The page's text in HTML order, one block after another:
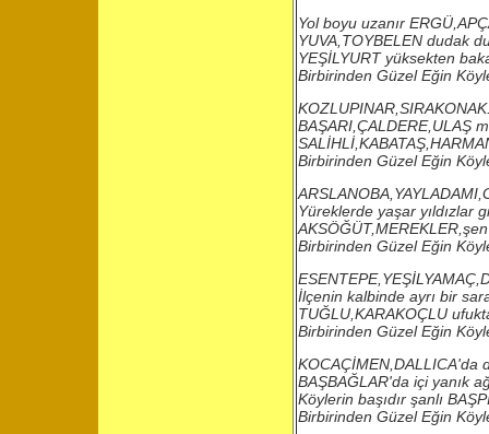
Yol boyu uzanır
YUVA,TOYBELEN dudak
YEŞİLYURT yüksekten
Birbirinden Güzel Eğin
BAŞARI,ÇALDERE,ULAŞ
Birbirinden Güzel Eğin
Yüreklerde yaşar yıldızlar
Birbirinden Güzel Eğin
İlçenin kalbinde ayrı bir
TUĞLU,KARAKOÇLU
Birbirinden Güzel Eğin
KOCAÇİMEN,DALLICA'da
BAŞBAĞLAR'da içi yanık
Köylerin başıdır şanlı
Birbirinden Güzel Eğin